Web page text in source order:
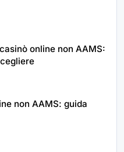
online non AAMS:
non AAMS: guida